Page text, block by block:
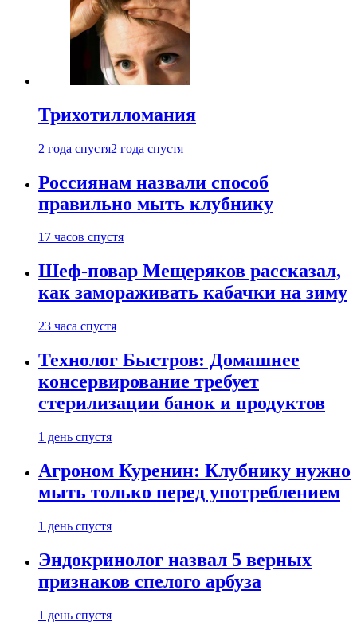
Трихотилломания
2 года спустя2 года спустя
Россиянам назвали способ
правильно мыть клубнику
17 часов спустя
Шеф-повар Мещеряков рассказал,
как замораживать кабачки на зиму
23 часа спустя
Технолог Быстров: Домашнее
консервирование требует
стерилизации банок и продуктов
1 день спустя
Агроном Куренин: Клубнику нужно
мыть только перед употреблением
1 день спустя
Эндокринолог назвал 5 верных
признаков спелого арбуза
1 день спустя